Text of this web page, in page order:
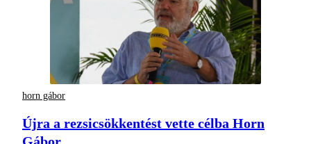
horn gábor
Újra a rezsicsökkentést vette célba Horn